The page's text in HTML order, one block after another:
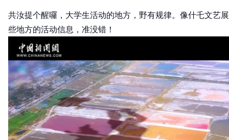
共汝提个醒囉，大学生活动的地方，野有规律。像什乇文艺
些地方的活动信息，准没错！